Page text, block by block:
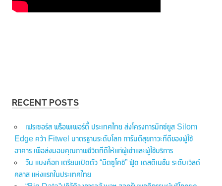
RECENT POSTS
เฟรเซอร์ส พร็อพเพอร์ตี้ ประเทศไทย ส่งโครงการมิกซ์ยูส Silom
Edge คว้า Fitwel มาตรฐานระดับโลก การันตีสุขภาวะที่ดีของผู้ใช้
อาคาร เพื่อส่งมอบคุณภาพชีวิตที่ดีให้แก่ผู้เช่าและผู้ใช้บริการ
วัน แบงค็อก เตรียมเปิดตัว “มิตซูโคชิ” ฟู้ด เดสติเนชั่น ระดับเวิลด์
คลาส แห่งแรกในประเทศไทย